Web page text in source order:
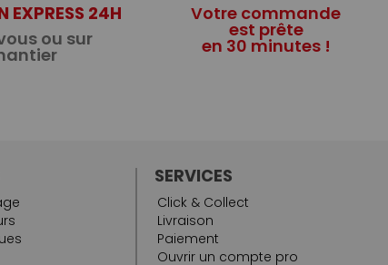
EXPRESS 24H
ou sur
Votre commande
est prête
en 30 minutes !
SERVICES
Click & Collect
Livraison
Paiement
Ouvrir un compte pro